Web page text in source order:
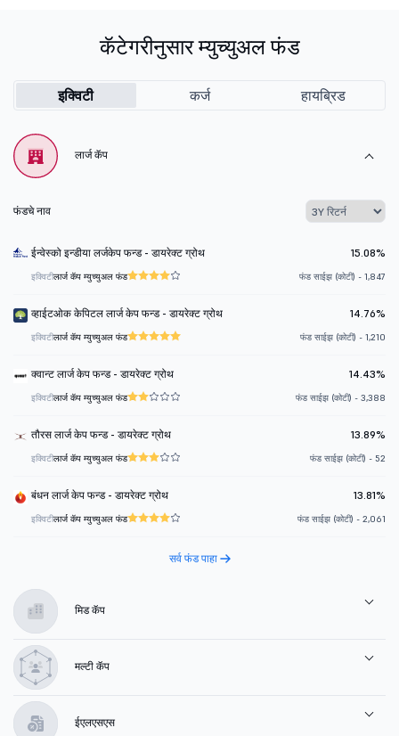
कॅटेगरीनुसार म्युच्युअल फंड
इक्विटी कर्ज हायब्रिड
लार्ज कॅप
फंडचे नाव
ईन्वेस्को इन्डीया लर्जकेप फन्ड - डायरेक्ट ग्रोथ 15.08%
इक्विटीलार्ज कॅप म्युच्युअल फंड फंड साईझ (कोटी) - 1,847
व्हाईटओक केपिटल लार्ज केप फन्ड - डायरेक्ट ग्रोथ 14.76%
इक्विटीलार्ज कॅप म्युच्युअल फंड फंड साईझ (कोटी) - 1,210
क्वान्ट लार्ज केप फन्ड - डायरेक्ट ग्रोथ 14.43%
इक्विटीलार्ज कॅप म्युच्युअल फंड फंड साईझ (कोटी) - 3,388
तौरस लार्ज केप फन्ड - डायरेक्ट ग्रोथ 13.89%
इक्विटीलार्ज कॅप म्युच्युअल फंड फंड साईझ (कोटी) - 52
बंधन लार्ज केप फन्ड - डायरेक्ट ग्रोथ 13.81%
इक्विटीलार्ज कॅप म्युच्युअल फंड फंड साईझ (कोटी) - 2,061
सर्व फंड पाहा
मिड कॅप
मल्टी कॅप
ईएलएसएस